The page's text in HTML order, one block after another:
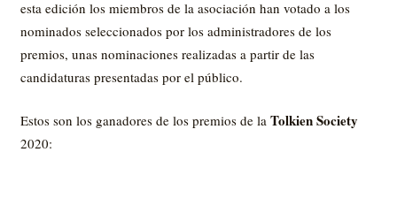
esta edición los miembros de la asociación han votado a los
nominados seleccionados por los administradores de los
premios, unas nominaciones realizadas a partir de las
candidaturas presentadas por el público.
Estos son los ganadores de los premios de laTolkien Society
2020: